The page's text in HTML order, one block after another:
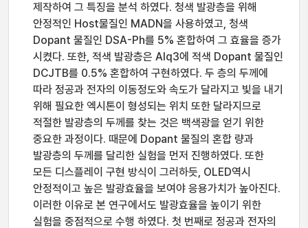
제작하여 그 특징을 분석 하였다. 청색 발광층을 위해
안정적인 Host물질인 MADN을 사용하였고, 청색
Dopant 물질인 DSA-Ph를 5% 혼합하여 그 효율을 증가
시켰다. 또한, 적색 발광층은 Alq3에 적색 Dopant 물질인
DCJTB를 0.5% 혼합하여 구현하였다. 두 층의 두께에
따라 정공과 전자의 이동정도와 속도가 달라지고 빛을 내기
위해 필요한 엑시톤이 형성되는 위치 또한 달라지므로
적절한 발광층의 두께를 찾는 것은 백색광을 얻기 위한
중요한 과정이다. 때문에 Dopant 물질의 혼합 량과
발광층의 두께를 달리한 실험을 먼저 진행하였다. 또한
모든 디스플레이 구현 방식이 그러하듯, OLED역시
안정적이고 높은 발광효율을 보여야 응용가치가 높아진다.
이러한 이유로 본 연구에서도 발광효율을 높이기 위한
실험을 중점적으로 수행 하였다. 첫 번째로 정공과 전자의